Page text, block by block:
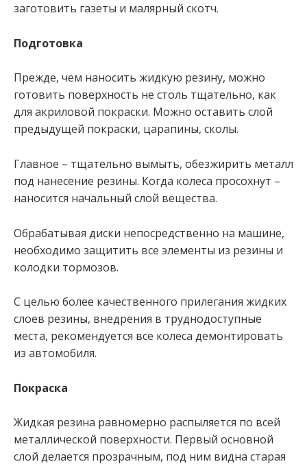
заготовить газеты и малярный скотч.
Подготовка
Прежде, чем наносить жидкую резину, можно
готовить поверхность не столь тщательно, как
для акриловой покраски. Можно оставить слой
предыдущей покраски, царапины, сколы.
Главное – тщательно вымыть, обезжирить металл
под нанесение резины. Когда колеса просохнут –
наносится начальный слой вещества.
Обрабатывая диски непосредственно на машине,
необходимо защитить все элементы из резины и
колодки тормозов.
С целью более качественного прилегания жидких
слоев резины, внедрения в труднодоступные
места, рекомендуется все колеса демонтировать
из автомобиля.
Покраска
Жидкая резина равномерно распыляется по всей
металлической поверхности. Первый основной
слой делается прозрачным, под ним видна старая